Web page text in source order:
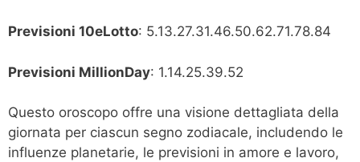
Previsioni 10eLotto: 5.13.27.31.46.50.62.71.78.84
Previsioni MillionDay: 1.14.25.39.52
Questo oroscopo offre una visione dettagliata della
giornata per ciascun segno zodiacale, includendo le
influenze planetarie, le previsioni in amore e lavoro,